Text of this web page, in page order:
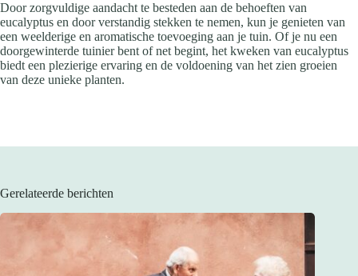
Door zorgvuldige aandacht te besteden aan de behoeften van
eucalyptus en door verstandig stekken te nemen, kun je genieten van
een weelderige en aromatische toevoeging aan je tuin. Of je nu een
doorgewinterde tuinier bent of net begint, het kweken van eucalyptus
biedt een plezierige ervaring en de voldoening van het zien groeien
van deze unieke planten.
Gerelateerde berichten